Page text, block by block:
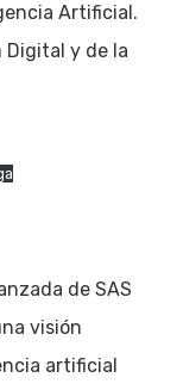
Artificial.
Digital y de la
de SAS
visión
artificial